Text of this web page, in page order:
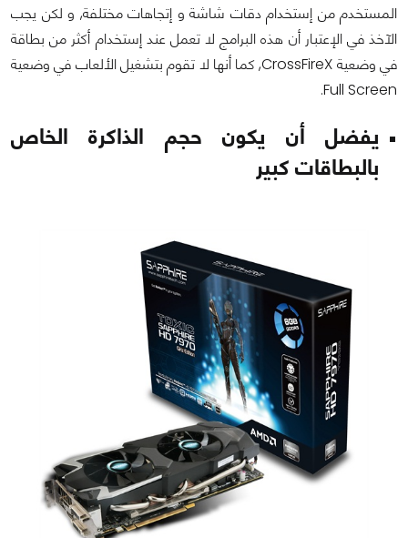
المستخدم من إستخدام دقات شاشة و إتجاهات مختلفة, و لكن يجب
الآخذ في الإعتبار أن هذه البرامج لا تعمل عند إستخدام أكثر من بطاقة
في وضعية CrossFireX, كما أنها لا تقوم بتشغيل الألعاب في وضعية
Full Screen
.
يفضل أن يكون حجم الذاكرة الخاص
بالبطاقات كبير